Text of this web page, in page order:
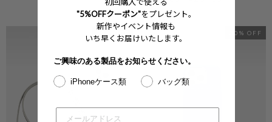
price
30% OFF
"5%OFFクーポン"をプレゼント。
新作やイベント情報も
いち早くお届けいたします。
ご興味のある製品をお知らせください。
iPhoneケース類 バッグ類